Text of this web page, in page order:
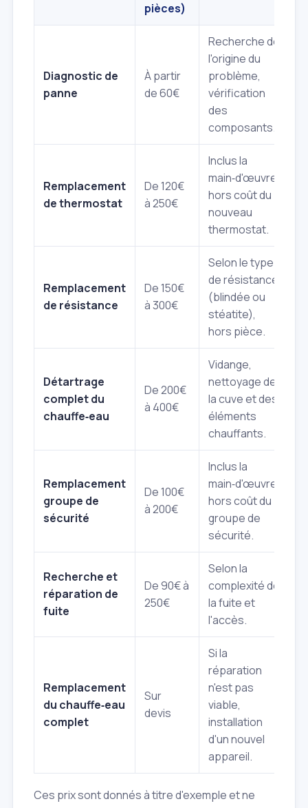
pièces)
Diagnostic de
panne
À partir
de 60€
Recherche de
l'origine du
problème,
vérification
des
composants.
Remplacement
de thermostat
De 120€
à 250€
Inclus la
main‑d'œuvre,
hors coût du
nouveau
thermostat.
Remplacement
de résistance
De 150€
à 300€
Selon le type
de résistance
(blindée ou
stéatite),
hors pièce.
Détartrage
complet du
chauffe‑eau
De 200€
à 400€
Vidange,
nettoyage de
la cuve et des
éléments
chauffants.
Remplacement
groupe de
sécurité
De 100€
à 200€
Inclus la
main‑d'œuvre,
hors coût du
groupe de
sécurité.
Recherche et
réparation de
fuite
De 90€ à
250€
Selon la
complexité de
la fuite et
l'accès.
Remplacement
du chauffe‑eau
complet
Sur
devis
Si la
réparation
n'est pas
viable,
installation
d'un nouvel
appareil.
Ces prix sont donnés à titre d'exemple et ne